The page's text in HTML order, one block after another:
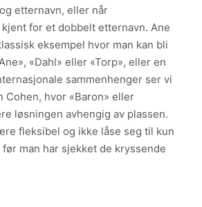
etternavn, eller når
for et dobbelt etternavn. Ane
eksempel hvor man kan bli
«Dahl» eller «Torp», eller en
sammenhenger ser vi
Cohen, hvor «Baron» eller
løsningen avhengig av plassen.
fleksibel og ikke låse seg til kun
man har sjekket de kryssende